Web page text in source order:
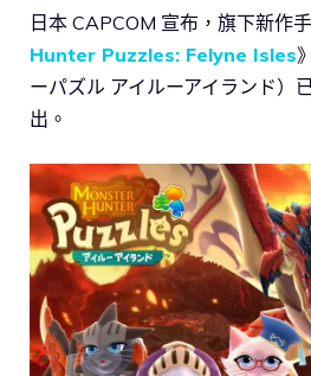
日本 CAPCOM 宣布，旗下新作
Hunter Puzzles: Felyne Isles
ーパズル アイルーアイランド）
出。